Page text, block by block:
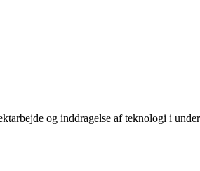
og inddragelse af teknologi i